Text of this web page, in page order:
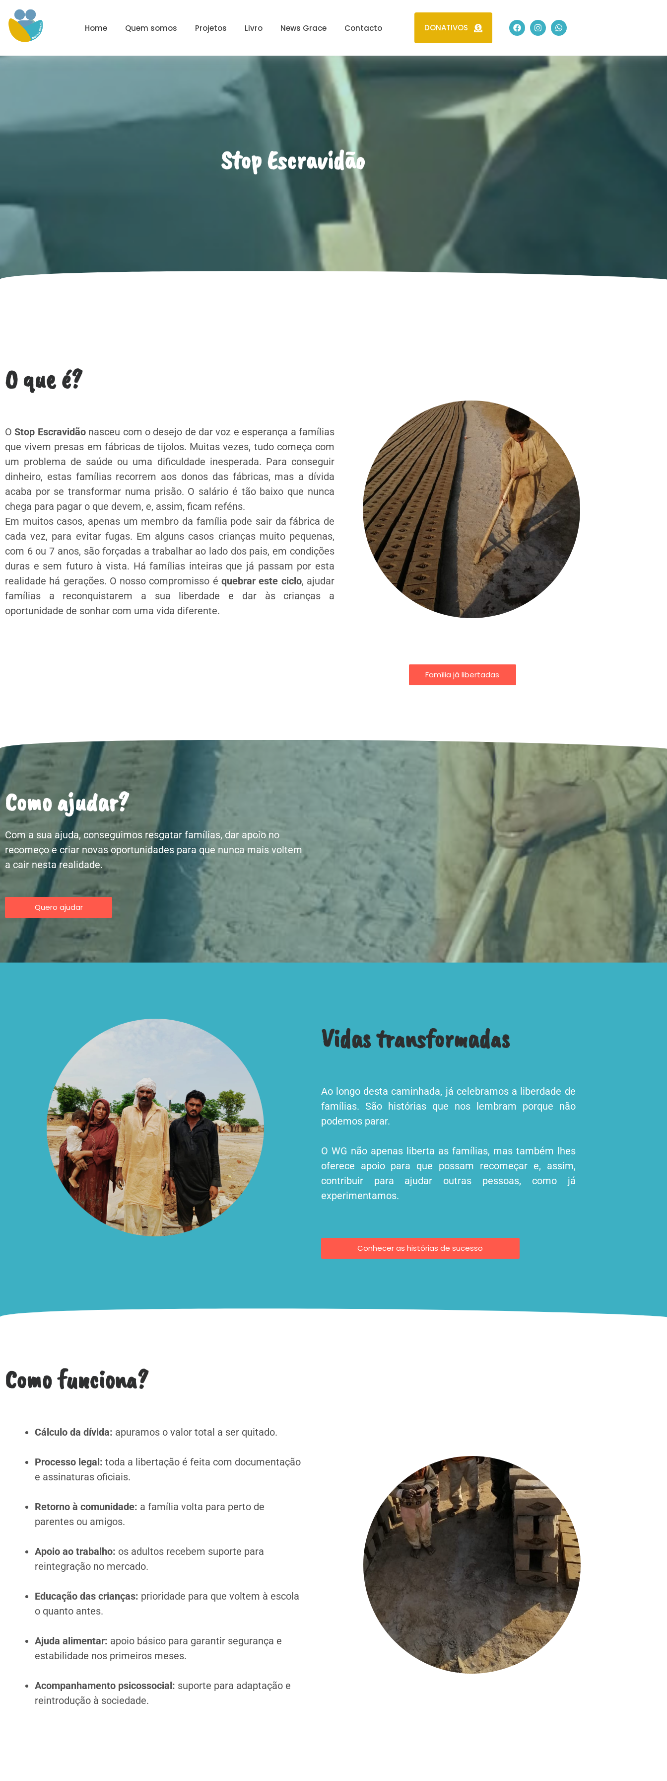
Home Quem somos Projetos Livro News Grace Contacto DONATIVOS
Stop Escravidão
O que é?
OStop Escravidãonasceu com o desejo de dar voz e esperança a famílias
que vivem presas em fábricas de tijolos. Muitas vezes, tudo começa com
um problema de saúde ou uma dificuldade inesperada. Para conseguir
dinheiro, estas famílias recorrem aos donos das fábricas, mas a dívida
acaba por se transformar numa prisão. O salário é tão baixo que nunca
chega para pagar o que devem, e, assim, ficam reféns.
Em muitos casos, apenas um membro da família pode sair da fábrica de
cada vez, para evitar fugas. Em alguns casos crianças muito pequenas,
com 6 ou 7 anos, são forçadas a trabalhar ao lado dos pais, em condições
duras e sem futuro à vista. Há famílias inteiras que já passam por esta
realidade há gerações. O nosso compromisso équebrar este ciclo, ajudar
famílias a reconquistarem a sua liberdade e dar às crianças a
oportunidade de sonhar com uma vida diferente.
Família já libertadas
Como ajudar?
Com a sua ajuda, conseguimos resgatar famílias, dar apoio no
recomeço e criar novas oportunidades para que nunca mais voltem
a cair nesta realidade.
Quero ajudar
Vidas transformadas
Ao longo desta caminhada, já celebramos a liberdade de
famílias. São histórias que nos lembram porque não
podemos parar.
O WG não apenas liberta as famílias, mas também lhes
oferece apoio para que possam recomeçar e, assim,
contribuir para ajudar outras pessoas, como já
experimentamos.
Conhecer as histórias de sucesso
Como funciona?
Cálculo da dívida: apuramos o valor total a ser quitado.
Processo legal: toda a libertação é feita com documentação
e assinaturas oficiais.
Retorno à comunidade: a família volta para perto de
parentes ou amigos.
Apoio ao trabalho: os adultos recebem suporte para
reintegração no mercado.
Educação das crianças: prioridade para que voltem à escola
o quanto antes.
Ajuda alimentar: apoio básico para garantir segurança e
estabilidade nos primeiros meses.
Acompanhamento psicossocial: suporte para adaptação e
reintrodução à sociedade.